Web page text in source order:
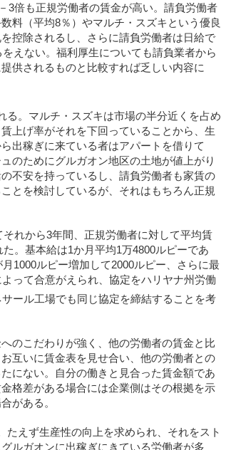
3倍も正規労働者の賃金が高い。請負労働者
料（平均8％）やマルチ・スズキという優良
控除されるし、さらに請負労働者は日給で
えない。福利厚生についても請負業者から
供されるものと比較すれば乏しい内容に
る。マルチ・スズキは市場の半分近くを占め
上げ率がそれを下回っていることから、生
出稼ぎに来ている者はアパートを借りて
のためにグルガオン地区の土地が値上がり
不安を持っているし、請負労働者も家賃の
とを検討しているが、それはもちろん正規
れから3年間、正規労働者に対して平均賃
。基本給は1か月平均1万4800ルピーであ
1000ルピー増加して2000ルピー、さらに最
って合意がえられ、協定をハリヤナ州労働
ール工場でも同じ協定を締結することを考
のこだわりが強く、他の労働者の賃金と比
互いに賃金表を見せ合い、他の労働者との
にない。自分の働きと見合った賃金額であ
格差がある場合には企業側はその根拠を示
がある。
えず生産性の向上を求められ、それをスト
ルガオンに出稼ぎにきている労働者が多